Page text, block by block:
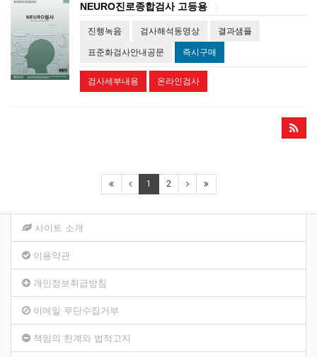
NEURO진로종합검사 고등용
진행녹음 검사해석동영상 결과샘플
표준화검사안내공문 즉시구매
검사세부내용 온라인검사
1 2
사이트 소개
이용약관
개인정보취급방침
이메일 무단수집거부
책임의 한계와 법적고지